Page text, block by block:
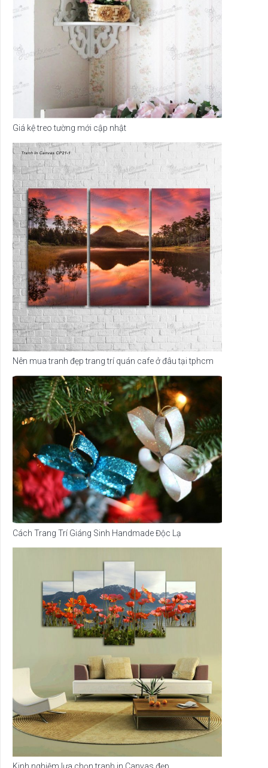
Giá kệ treo tường mới cập nhật
Nên mua tranh đẹp trang trí quán cafe ở đâu tại tphcm
Cách Trang Trí Giáng Sinh Handmade Độc Lạ